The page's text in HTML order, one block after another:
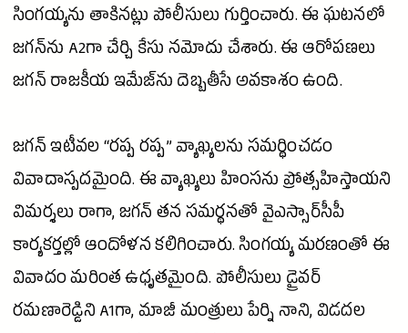
సింగయ్యను తాకినట్లు పోలీసులు గుర్తించారు. ఈ ఘటనలో
జగన్‌ను A2గా చేర్చి కేసు నమోదు చేశారు. ఈ ఆరోపణలు
జగన్‌ రాజకీయ ఇమేజ్‌ను దెబ్బతీసే అవకాశం ఉంది.
జగన్ ఇటీవల “రప్ప రప్ప” వ్యాఖ్యలను సమర్థించడం
వివాదాస్పదమైంది. ఈ వ్యాఖ్యలు హింసను ప్రోత్సహిస్తాయని
విమర్శలు రాగా,జగన్ తన సమర్థనతో వైఎస్సార్‌సీపీ
కార్యకర్తల్లో ఆందోళన కలిగించారు. సింగయ్య మరణంతో ఈ
వివాదం మరింత ఉధృతమైంది. పోలీసులు డ్రైవర్
రమణారెడ్డిని A1గా, మాజీ మంత్రులు పేర్ని నాని, విడదల